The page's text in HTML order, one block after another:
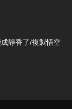
靜香了/複製悟空